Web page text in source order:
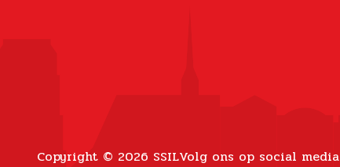
Copyright © 2026 SSILVolg ons op social media